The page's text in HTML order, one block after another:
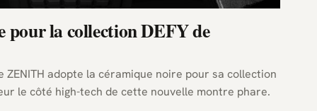
pour la collection DEFY de
ZENITH adopte la céramique noire pour sa collection
le côté high-tech de cette nouvelle montre phare.